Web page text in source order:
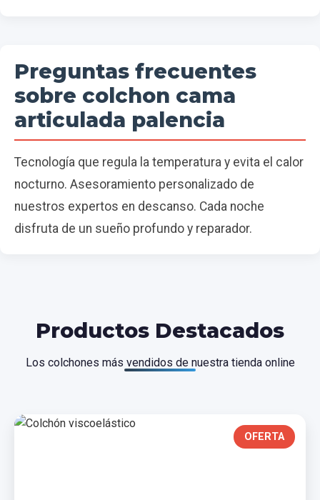
Preguntas frecuentes
sobre colchon cama
articulada palencia
Tecnología que regula la temperatura y evita el calor
nocturno. Asesoramiento personalizado de
nuestros expertos en descanso. Cada noche
disfruta de un sueño profundo y reparador.
Productos Destacados
Los colchones más vendidos de nuestra tienda online
OFERTA